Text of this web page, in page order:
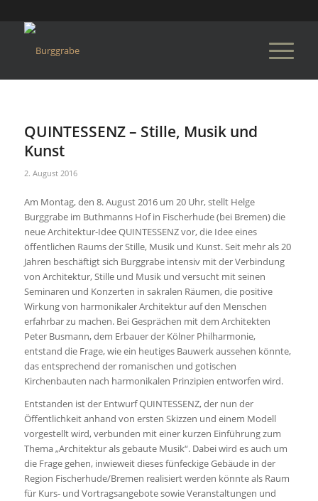
QUINTESSENZ – Stille, Musik und
Kunst
2. August 2016
Am Montag, den 8. August 2016 um 20 Uhr, stellt Helge
Burggrabe im Buthmanns Hof in Fischerhude (bei Bremen) die
neue Architektur-Idee QUINTESSENZ vor, die Idee eines
öffentlichen Raums der Stille, Musik und Kunst. Seit mehr als 20
Jahren beschäftigt sich Burggrabe intensiv mit der Verbindung
von Architektur, Stille und Musik und versucht mit seinen
Seminaren und Konzerten in sakralen Räumen, die positive
Wirkung von harmonikaler Architektur auf den Menschen
erfahrbar zu machen. Bei Gesprächen mit dem Architekten
Peter Busmann, dem Erbauer der Kölner Philharmonie,
entstand die Frage, wie ein heutiges Bauwerk aussehen könnte,
das entsprechend der romanischen und gotischen
Kirchenbauten nach harmonikalen Prinzipien entworfen wird.
Entstanden ist der Entwurf QUINTESSENZ, der nun der
Öffentlichkeit anhand von ersten Skizzen und einem Modell
vorgestellt wird, verbunden mit einer kurzen Einführung zum
Thema „Architektur als gebaute Musik“. Dabei wird es auch um
die Frage gehen, inwieweit dieses fünfeckige Gebäude in der
Region Fischerhude/Bremen realisiert werden könnte als Raum
für Kurs- und Vortragsangebote sowie Veranstaltungen und